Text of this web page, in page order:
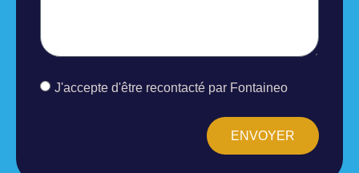
J'accepte d'être recontacté par Fontaineo
ENVOYER